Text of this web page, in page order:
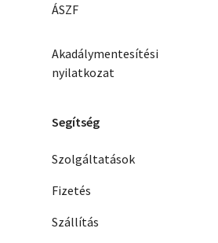
ÁSZF
Akadálymentesítési
nyilatkozat
Segítség
Szolgáltatások
Fizetés
Szállítás